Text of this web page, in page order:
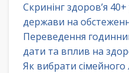
Скринінг здоров’я
держави на
Переведення
дати та вплив на
Як вибрати сімейного